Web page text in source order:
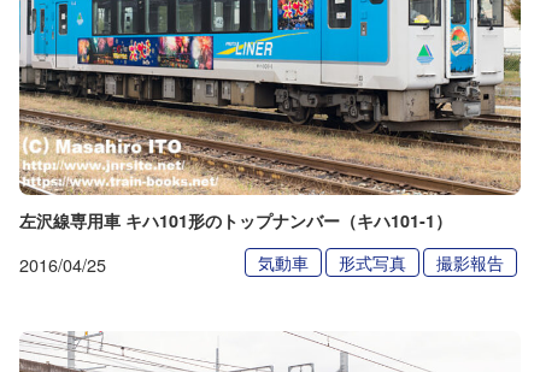
左沢線専用車 キハ101形のトップナンバー（キハ101-1）
2016/04/25 気動車 形式写真 撮影報告